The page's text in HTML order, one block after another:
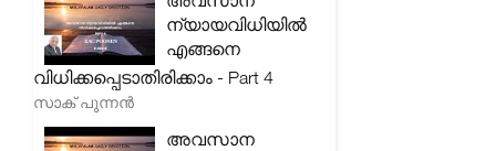
ന്യായവിധിയിൽ
എങ്ങനെ
വിധിക്കപ്പെടാതിരിക്കാം - Part 4
സാക് പുന്നൻ
അവസാന